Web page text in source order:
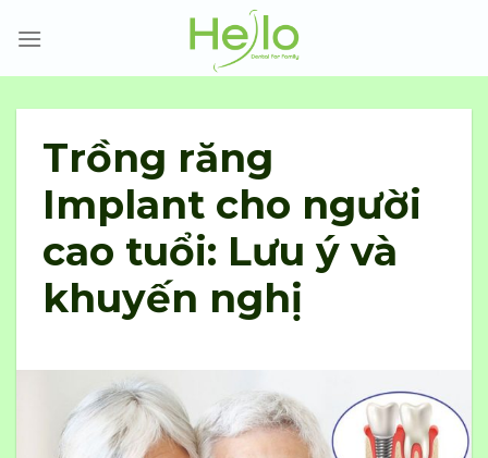
Trồng răng
Implant cho người
cao tuổi: Lưu ý và
khuyến nghị